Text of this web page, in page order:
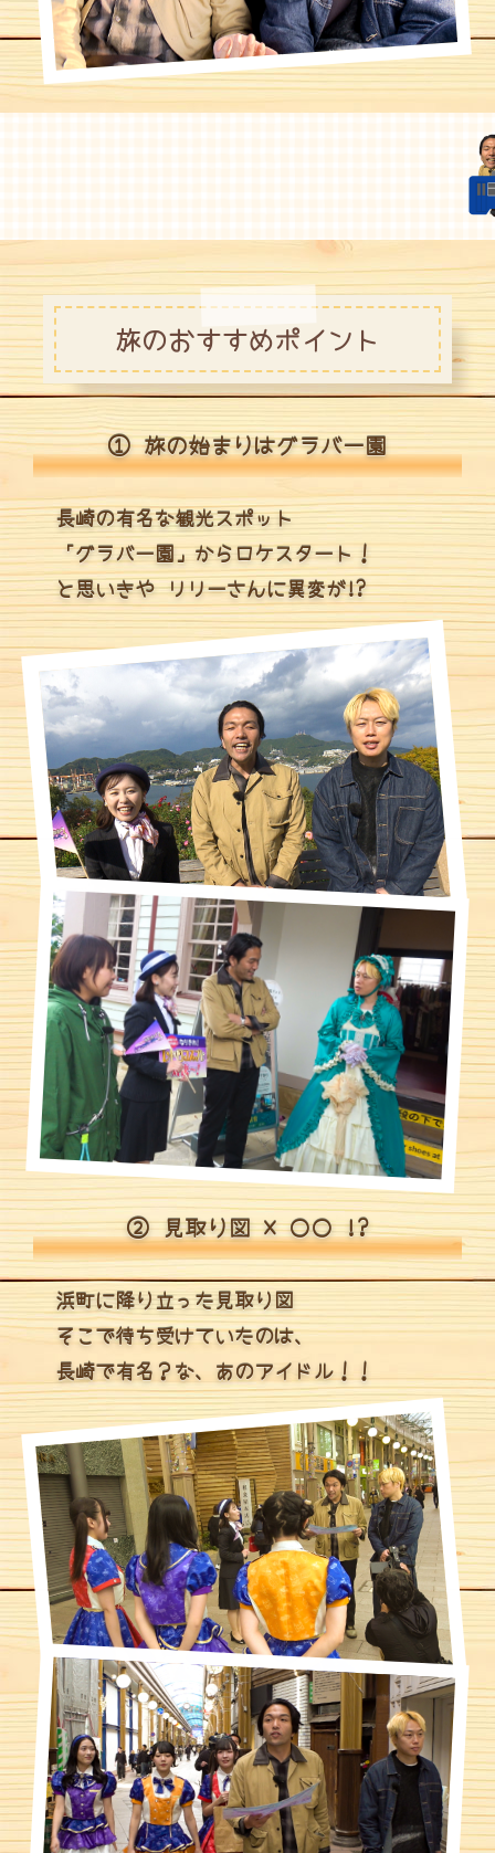
旅のおすすめポイント
① 旅の始まりはグラバー園
長崎の有名な観光スポット
「グラバー園」からロケスタート！
と思いきや リリーさんに異変が!?
② 見取り図 × 〇〇 !?
浜町に降り立った見取り図
そこで待ち受けていたのは、
長崎で有名？な、あのアイドル！！